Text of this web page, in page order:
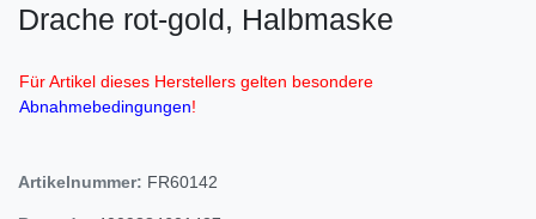
Drache rot-gold, Halbmaske
Für Artikel dieses Herstellers gelten besondere
Abnahmebedingungen!
Artikelnummer: FR60142